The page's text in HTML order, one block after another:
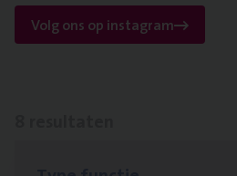
Volg ons op instagram